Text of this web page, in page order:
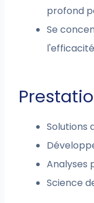
profond
Se
Solutions
Analyses
Science